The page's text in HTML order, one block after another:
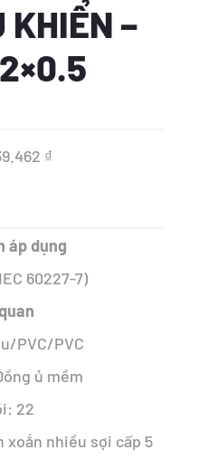
KHIỂN –
₫.
₫
là:
39.462 ₫.
áp dụng
60227-7)
PVC/PVC
ủ mềm
22
xoắn nhiều sợi cấp 5